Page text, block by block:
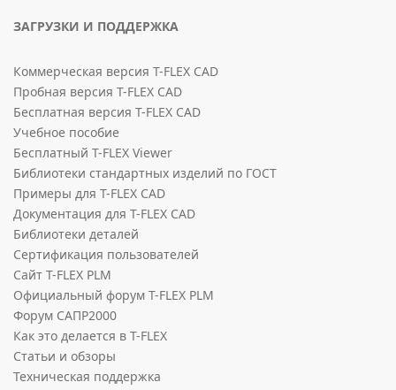
ЗАГРУЗКИ И ПОДДЕРЖКА
Коммерческая версия T-FLEX CAD
Пробная версия T-FLEX CAD
Бесплатная версия T-FLEX CAD
Учебное пособие
Бесплатный T-FLEX Viewer
Библиотеки стандартных изделий по ГОСТ
Примеры для T-FLEX CAD
Документация для T-FLEX CAD
Библиотеки деталей
Сертификация пользователей
Сайт T-FLEX PLM
Официальный форум T-FLEX PLM
Форум САПР2000
Как это делается в T-FLEX
Статьи и обзоры
Техническая поддержка